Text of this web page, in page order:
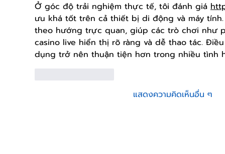
Ở góc độ trải nghiệm thực tế, tôi đánh giá
ưu khá tốt trên cả thiết bị di động và máy
theo hướng trực quan, giúp các trò chơi như
casino live hiển thị rõ ràng và dễ thao tác.
dụng trở nên thuận tiện hơn trong nhiều tình
แสดงความคิดเห็นอื่น ๆ